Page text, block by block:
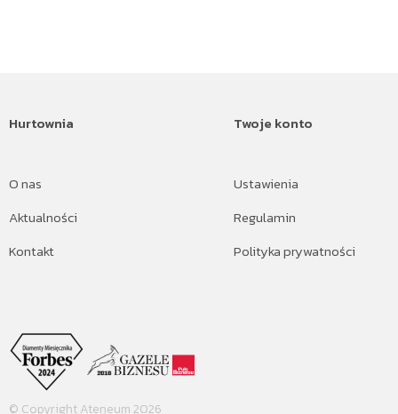
Hurtownia
O nas
Aktualności
Kontakt
Twoje konto
Ustawienia
Regulamin
Polityka prywatności
© Copyright Ateneum 2026